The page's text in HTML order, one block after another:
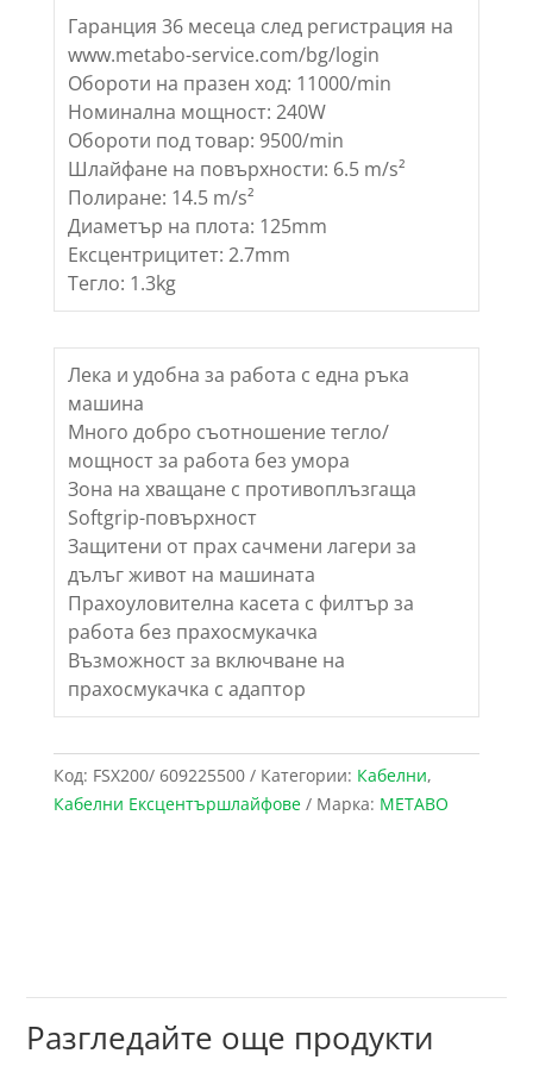
Гаранция 36 месеца след регистрация на
www.metabo-service.com/bg/login
Обороти на празен ход: 11000/min
Номинална мощност: 240W
Обороти под товар: 9500/min
Шлайфане на повърхности: 6.5 m/s²
Полиране: 14.5 m/s²
Диаметър на плота: 125mm
Ексцентрицитет: 2.7mm
Тегло: 1.3kg
Лека и удобна за работа с една ръка
машина
Много добро съотношение тегло/
мощност за работа без умора
Зона на хващане с противоплъзгаща
Softgrip-повърхност
Защитени от прах сачмени лагери за
дълъг живот на машината
Прахоуловителна касета с филтър за
работа без прахосмукачка
Възможност за включване на
прахосмукачка с адаптор
Код: FSX200/ 609225500 Категории: Кабелни,
Кабелни Ексцентършлайфове
Марка: METABO
Разгледайте още продукти